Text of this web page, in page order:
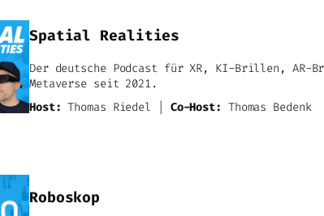
Spatial Realities
Der deutsche Podcast für XR, KI-Brillen, AR-
Metaverse seit 2021.
Host: Thomas Riedel | Co-Host: Thomas Bedenk
Roboskop